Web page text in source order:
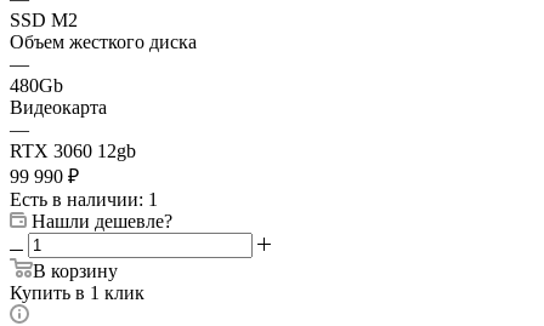
SSD M2
Объем жесткого диска
—
480Gb
Видеокарта
—
RTX 3060 12gb
99 990 ₽
Есть в наличии: 1
Нашли дешевле?
В корзину
Купить в 1 клик